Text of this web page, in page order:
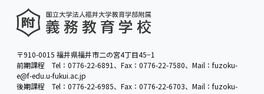
〒910-0015 福井県福井市二の宮4丁目45−1
前期課程 Tel：0776-22-6891、Fax：0776-22-7580、Mail：fuzoku-
e@f-edu.u-fukui.ac.jp
後期課程 Tel：0776-22-6985、Fax：0776-22-6703、Mail：fuzoku-